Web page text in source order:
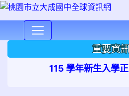
重要資
115 學年新生入學